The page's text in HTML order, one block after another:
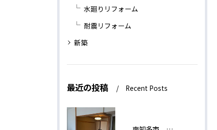
水廻りリフォーム
耐震リフォーム
新築
最近の投稿 Recent Posts